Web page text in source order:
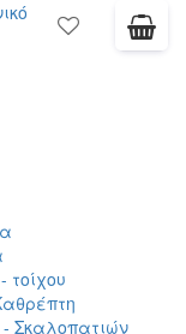
Σκαλοπατιών